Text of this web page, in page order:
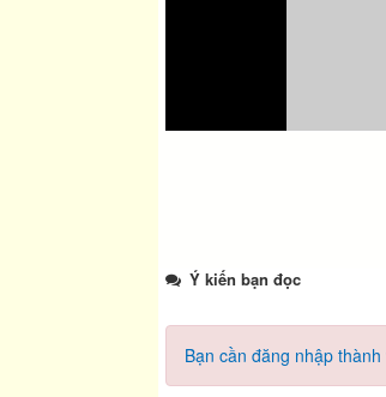
Ý kiến bạn đọc
Bạn cần đăng nhập